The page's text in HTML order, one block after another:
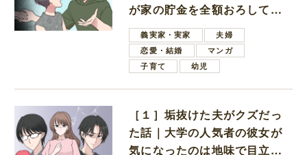
が家の貯金を全額おろしてほ
しいと言ってきた
義実家・実家
夫婦
恋愛・結婚
マンガ
子育て
幼児
［１］垢抜けた夫がクズだっ
た話｜大学の人気者の彼女が
気になったのは地味で目立た